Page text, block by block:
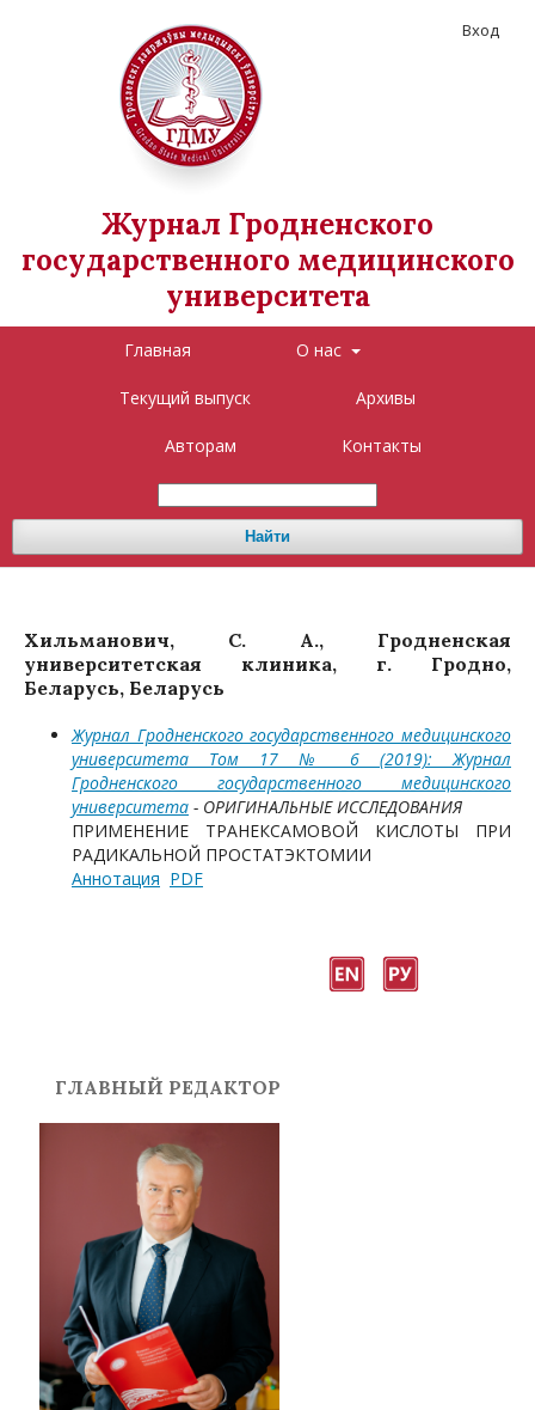
Журнал Гродненского
государственного медицинского
университета
Главная О нас
Текущий выпуск Архивы
Авторам Контакты
Найти
Вход
Хильманович, С. А., Гродненская
университетская клиника, г. Гродно,
Беларусь, Беларусь
Журнал Гродненского государственного медицинского
университета Том 17 № 6 (2019): Журнал
Гродненского государственного медицинского
университета - ОРИГИНАЛЬНЫЕ ИССЛЕДОВАНИЯ
ПРИМЕНЕНИЕ ТРАНЕКСАМОВОЙ КИСЛОТЫ ПРИ
РАДИКАЛЬНОЙ ПРОСТАТЭКТОМИИ
Аннотация PDF
ГЛАВНЫЙ РЕДАКТОР